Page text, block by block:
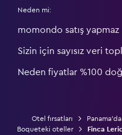
Neden mi:
momondo satış yapmaz
Sizin için sayısız veri
Neden fiyatlar %100
Otel fırsatları
Boqueteki oteller
Finca